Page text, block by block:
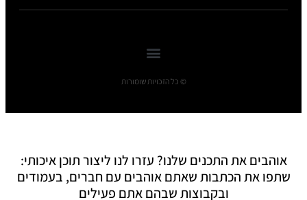
© כל הזכויות שומורות
אוהבים את התכנים שלנו? עזרו לנו ליצור תוכן איכותי:
שתפו את הכתבות שאתם אוהבים עם חברים, בעמודים
ובקבוצות שבהם אתם פעילים